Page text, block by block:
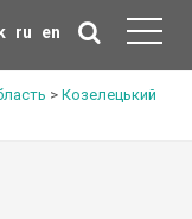
ru en
> Козелецький